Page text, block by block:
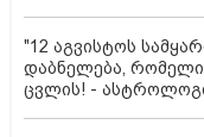
"12 აგვისტოს
დაბნელება,
ცვლის! -